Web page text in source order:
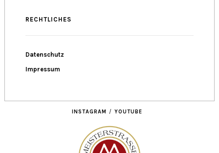
RECHTLICHES
Datenschutz
Impressum
INSTAGRAM YOUTUBE